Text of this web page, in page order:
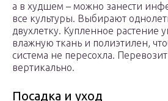
а в худшем – можно занести
все культуры. Выбирают
двухлетку. Купленное растение
влажную ткань и полиэтилен,
система не пересохла.
вертикально.
Посадка и уход